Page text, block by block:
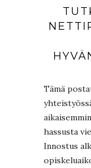
Tämä
hassusta
Innostus